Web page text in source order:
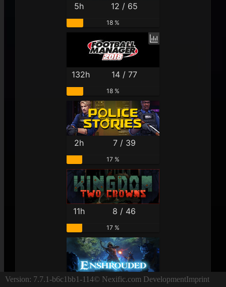
5h 12 / 65
18 %
132h 14 / 77
18 %
2h 7 / 39
17 %
11h 8 / 46
17 %
6h 9 / 52
Version: 7.7.1-b6c1bb1-114© Nexific.com DevelopmentImprint